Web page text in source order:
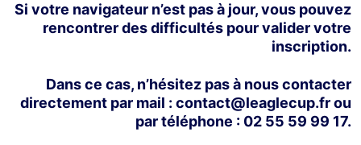
Si votre navigateur n’est pas à jour, vous pouvez
rencontrer des difficultés pour valider votre
inscription.
Dans ce cas, n’hésitez pas à nous contacter
directement par mail : contact@leaglecup.frou
par téléphone : 02 55 59 99 17.